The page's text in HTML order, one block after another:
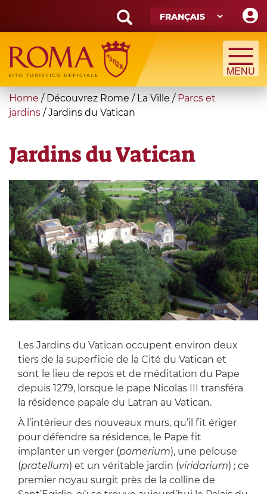
main
content
Search
form
Recherche
You
are
Home / Découvrez Rome / La Ville / Parcs et
jardins /Jardins du Vatican
Jardins du Vatican
Les Jardins du Vatican occupent environ deux
tiers de la superficie de la Cité du Vatican et
sont le lieu de repos et de méditation du Pape
depuis 1279, lorsque le pape Nicolas III transféra
la résidence papale du Latran au Vatican.
À l’intérieur des nouveaux murs, qu’il fit ériger
pour défendre sa résidence, le Pape fit
implanter un verger (pomerium), une pelouse
(pratellum) et un véritable jardin (viridarium) ; ce
premier noyau surgit près de la colline de